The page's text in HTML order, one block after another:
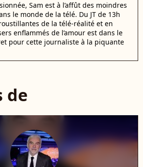
Sam est à l’affût des moindres
le monde de la télé. Du JT de 13h
de la télé-réalité et en
enflammés de l’amour est dans le
pour cette journaliste à la piquante
de